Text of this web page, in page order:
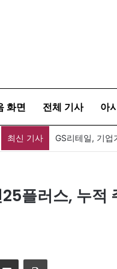
화면 전체 기사 아
최신 기사
플러스, 누적
이메일 인쇄